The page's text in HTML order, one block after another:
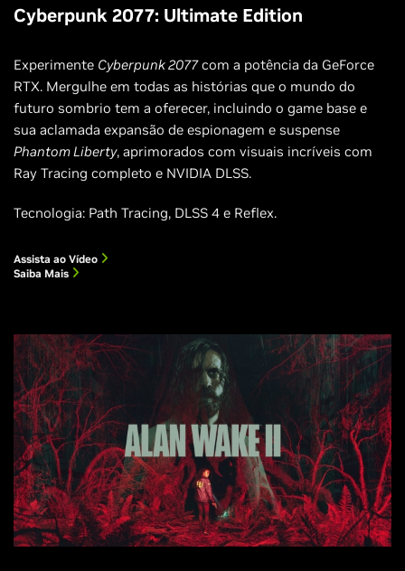
Cyberpunk 2077: Ultimate Edition
Experimente Cyberpunk 2077com a potência da GeForce
RTX. Mergulhe em todas as histórias que o mundo do
futuro sombrio tem a oferecer, incluindo o game base e
sua aclamada expansão de espionagem e suspense
Phantom Liberty, aprimorados com visuais incríveis com
Ray Tracing completo e NVIDIA DLSS.
Tecnologia: Path Tracing, DLSS 4 e Reflex.
Assista ao Vídeo
Saiba Mais